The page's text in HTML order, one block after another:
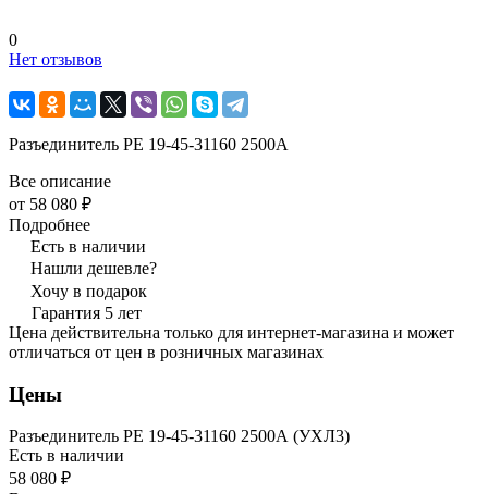
0
Нет отзывов
Разъединитель РЕ 19-45-31160 2500А
Все описание
от 58 080 ₽
Подробнее
Есть в наличии
Нашли дешевле?
Хочу в подарок
Гарантия 5 лет
Цена действительна только для интернет-магазина и может
отличаться от цен в розничных магазинах
Цены
Разъединитель РЕ 19-45-31160 2500А (УХЛ3)
Есть в наличии
58 080 ₽